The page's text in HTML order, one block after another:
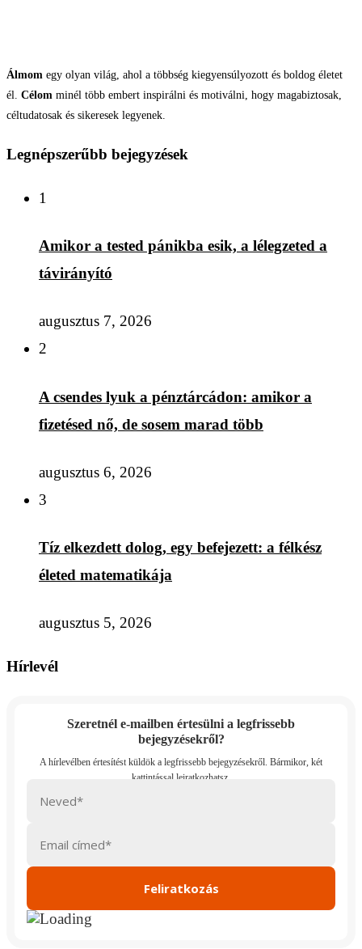
Álmom egy olyan világ, ahol a többség kiegyensúlyozott és boldog életet
él. Célom minél több embert inspirálni és motiválni, hogy magabiztosak,
céltudatosak és sikeresek legyenek.
Legnépszerűbb bejegyzések
1
Amikor a tested pánikba esik, a lélegzeted a
távirányító
augusztus 7, 2026
2
A csendes lyuk a pénztárcádon: amikor a
fizetésed nő, de sosem marad több
augusztus 6, 2026
3
Tíz elkezdett dolog, egy befejezett: a félkész
életed matematikája
augusztus 5, 2026
Hírlevél
Szeretnél e-mailben értesülni a legfrissebb
bejegyzésekről?